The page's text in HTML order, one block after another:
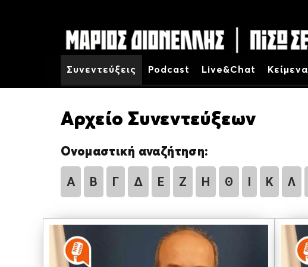
Συνεντεύξεις Podcast Live&Chat Κείμενα
Αρχείο Συνεντεύξεων
Ονομαστική αναζήτηση:
Α Β Γ Δ Ε Ζ Η Θ Ι Κ Λ